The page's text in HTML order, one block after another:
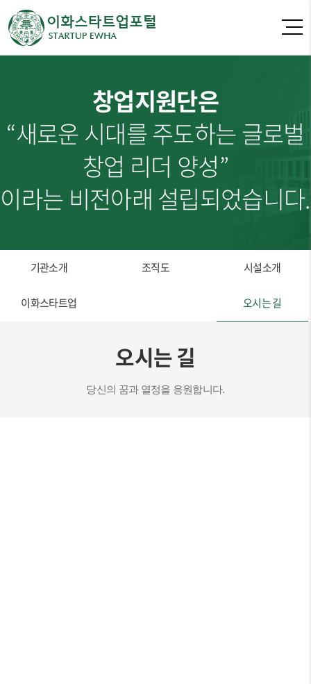
창업지원단은
“새로운 시대를 주도하는 글로벌
창업 리더 양성”
이라는 비전아래 설립되었습니다.
기관소개 조직도 시설소개
이화스타트업 오시는 길
오시는 길
당신의 꿈과 열정을 응원합니다.